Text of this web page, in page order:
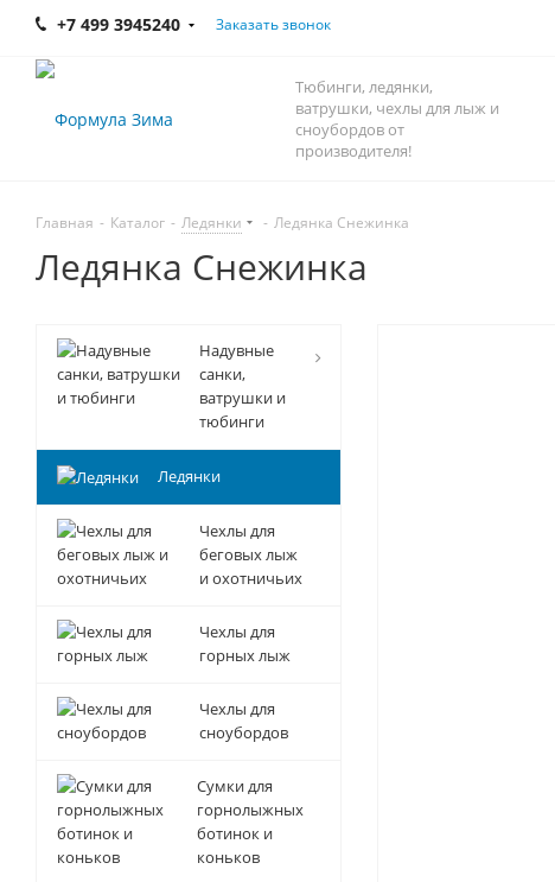
+7 499 3945240 Заказать звонок
Тюбинги, ледянки,
ватрушки, чехлы для лыж и
сноубордов от
производителя!
Главная - Каталог - Ледянки - Ледянка Снежинка
Ледянка Снежинка
Надувные
санки,
ватрушки и
тюбинги
Ледянки
Чехлы для
беговых лыж
и охотничьих
Чехлы для
горных лыж
Чехлы для
сноубордов
Сумки для
горнолыжных
ботинок и
коньков